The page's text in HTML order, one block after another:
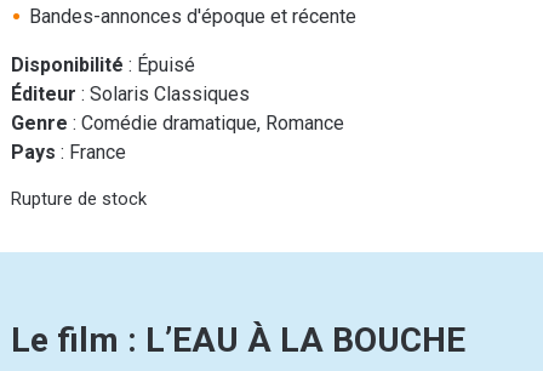
Bandes-annonces d'époque et récente
Disponibilité : Épuisé
Éditeur : Solaris Classiques
Genre : Comédie dramatique, Romance
Pays : France
Rupture de stock
Le film : L’EAU À LA BOUCHE